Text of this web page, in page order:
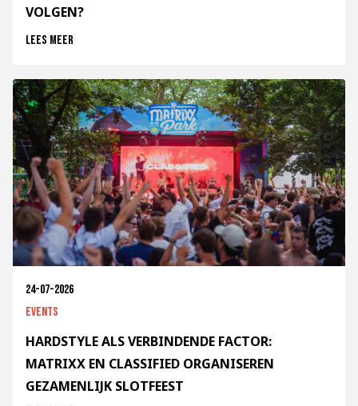
VOLGEN?
Lees meer
24-07-2026
Events
HARDSTYLE ALS VERBINDENDE FACTOR:
MATRIXX EN CLASSIFIED ORGANISEREN
GEZAMENLIJK SLOTFEEST